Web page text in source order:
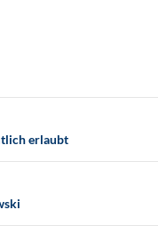
erlaubt